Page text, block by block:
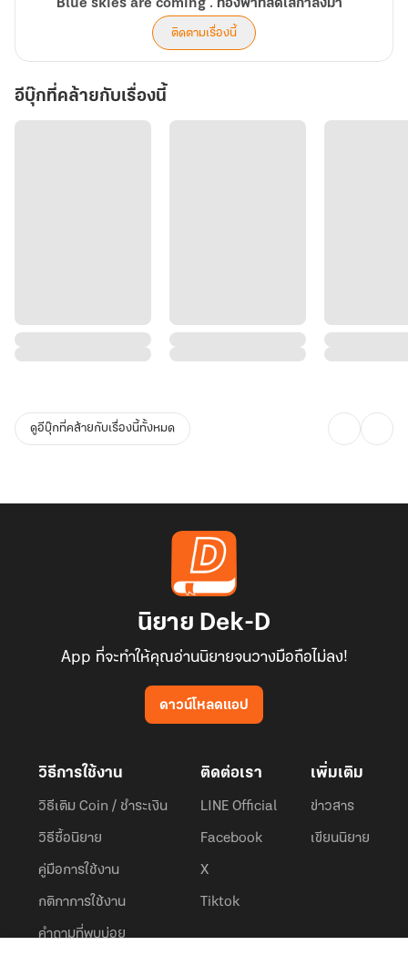
Blue skies are coming . ท้องฟ้าที่สดใสกำลังมา
ติดตามเรื่องนี้
อีบุ๊กที่คล้ายกับเรื่องนี้
ดูอีบุ๊กที่คล้ายกับเรื่องนี้ทั้งหมด
นิยาย Dek-D
App ที่จะทำให้คุณอ่านนิยายจนวางมือถือไม่ลง!
ดาวน์โหลดแอป
วิธีการใช้งาน
วิธีเติม Coin / ชำระเงิน
วิธีซื้อนิยาย
คู่มือการใช้งาน
กติกาการใช้งาน
คำถามที่พบบ่อย
ติดต่อเรา
LINE Official
Facebook
X
Tiktok
เพิ่มเติม
ข่าวสาร
เขียนนิยาย